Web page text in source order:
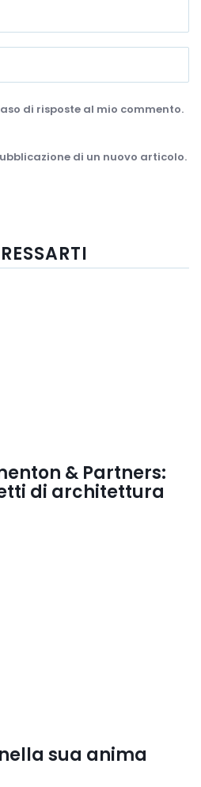
di risposte al mio commento.
di un nuovo articolo.
& Partners:
di architettura
sua anima